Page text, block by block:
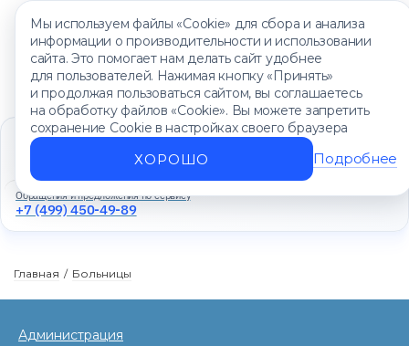
Мы используем файлы «Cookie» для сбора и анализа
информации о производительности и использовании
сайта. Это помогает нам делать сайт удобнее
для пользователей. Нажимая кнопку «Принять»
и продолжая пользоваться сайтом, вы соглашаетесь
на обработку файлов «Cookie». Вы можете запретить
сохранение Cookie в настройках своего браузера
ХОРОШО Подробнее
Единый контакт-центр
+7 (499) 450-88-89
Ежедневно с 8:00 до 20:00
Обращения и предложения по сервису
+7 (499) 450-49-89
Главная / Больницы
Администрация